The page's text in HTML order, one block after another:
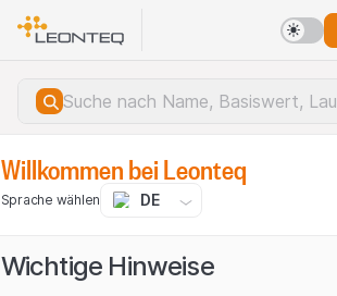
Willkommen bei Leonteq
Sprache wählen DE
Wichtige Hinweise